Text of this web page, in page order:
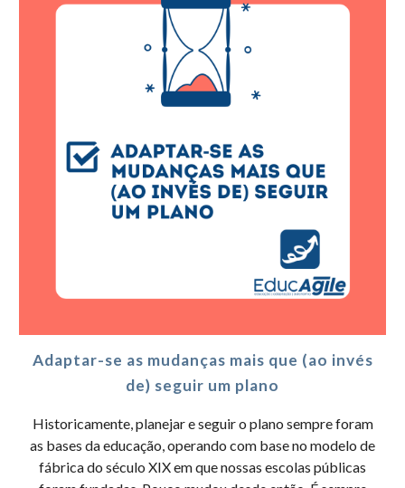
Adaptar-se as mudanças mais que (ao invés
de) seguir um plano
Historicamente, planejar e seguir o plano sempre foram
as bases da educação, operando com base no modelo de
fábrica do século XIX em que nossas escolas públicas